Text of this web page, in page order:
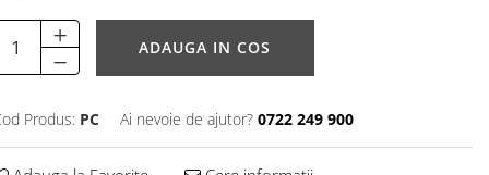
ADAUGA IN COS
Produs: PC Ai nevoie de ajutor? 0722 249 900